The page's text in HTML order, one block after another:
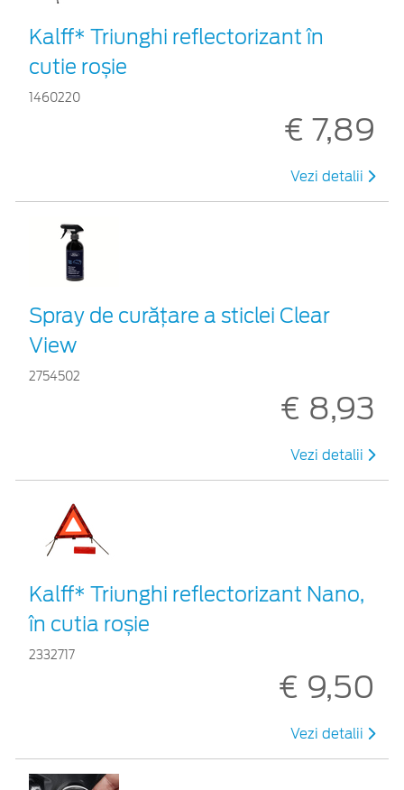
Kalff* Triunghi reflectorizant în
cutie roșie
1460220
€ 7,89
Vezi detalii
Spray de curățare a sticlei Clear
View
2754502
€ 8,93
Vezi detalii
Kalff* Triunghi reflectorizant Nano,
în cutia roșie
2332717
€ 9,50
Vezi detalii